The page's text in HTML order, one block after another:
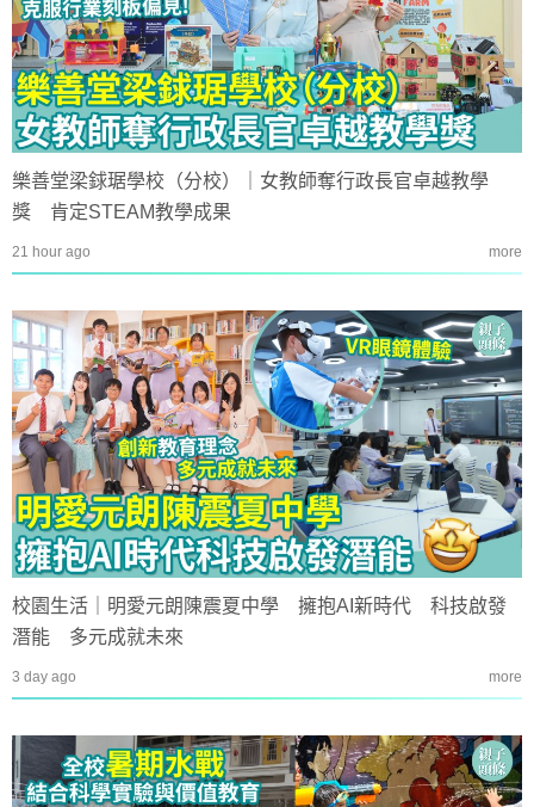
樂善堂梁銶琚學校（分校）｜女教師奪行政長官卓越教學
獎 肯定STEAM教學成果
21 hour ago more
校園生活｜明愛元朗陳震夏中學 擁抱AI新時代 科技啟發
潛能 多元成就未來
3 day ago more